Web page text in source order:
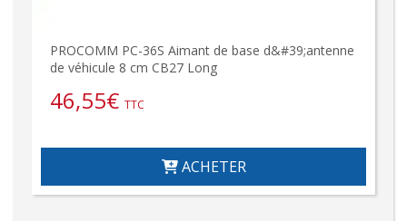
PROCOMM PC-36S Aimant de base d&#39;antenne
de véhicule 8 cm CB27 Long
46,55€ TTC
ACHETER